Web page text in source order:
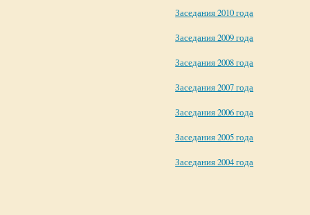
Заседания 2010 года
Заседания 2009 года
Заседания 2008 года
Заседания 2007 года
Заседания 2006 года
Заседания 2005 года
Заседания 2004 года